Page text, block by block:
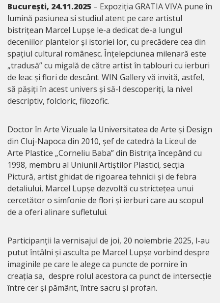
București, 24.11.2025 – Expoziția GRATIA VIVA pune în
lumină pasiunea si studiul atent pe care artistul
bistrițean Marcel Lupșe le-a dedicat de-a lungul
deceniilor plantelor și istoriei lor, cu precădere cea din
spațiul cultural românesc. Înțelepciunea milenară este
„tradusă” cu migală de către artist în tablouri cu ierburi
de leac și flori de descânt. WIN Gallery vă invită, astfel,
să pășiți în acest univers și să-l descoperiți, la nivel
descriptiv, folcloric, filozofic.
Doctor în Arte Vizuale la Universitatea de Arte și Design
din Cluj-Napoca din 2010, șef de catedră la Liceul de
Arte Plastice „Corneliu Baba” din Bistrița începând cu
1998, membru al Uniunii Artiștilor Plastici, secția
Pictură, artist ghidat de rigoarea tehnicii și de febra
detaliului, Marcel Lupșe dezvoltă cu strictețea unui
cercetător o simfonie de flori și ierburi care au scopul
de a oferi alinare sufletului.
Participanții la vernisajul de joi, 20 noiembrie 2025, l-au
putut întâlni și asculta pe Marcel Lupșe vorbind despre
imaginile pe care le alege ca puncte de pornire în
creația sa, despre rolul acestora ca punct de intersecție
între cer și pământ, între sacru și profan.